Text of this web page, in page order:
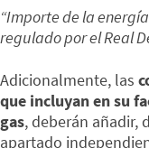
“Importe de la
regulado por el Real
Adicionalmente, las
que incluyan en su
gas, deberán añadir,
apartado